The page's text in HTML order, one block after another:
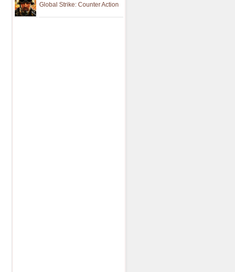
Global Strike: Counter Action